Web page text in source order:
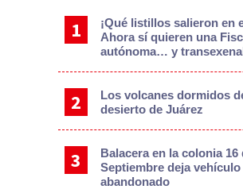
¡Qué listillos salieron en
Ahora sí quieren una
autónoma… y
Los volcanes dormidos
desierto de Juárez
Balacera en la colonia 16
Septiembre deja vehículo
abandonado